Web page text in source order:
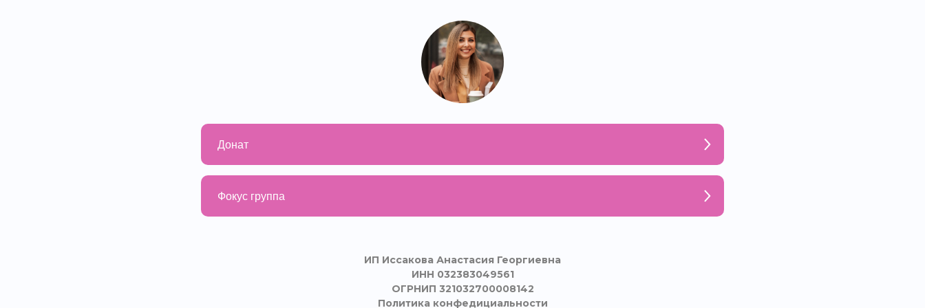
Донат
Фокус группа
ИП Иссакова Анастасия Георгиевна
ИНН 032383049561
ОГРНИП 321032700008142
Политика конфедициальности